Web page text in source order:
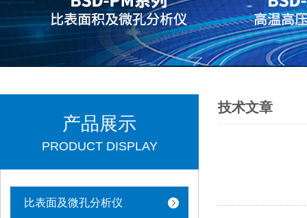
产品展示
PRODUCT DISPLAY
比表面及微孔分析仪
技术文章